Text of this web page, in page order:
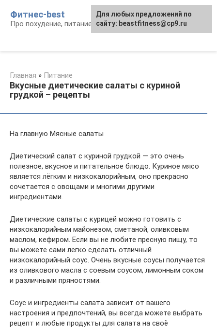
контенту
Фитнес-best
Про похудение, питание и фитнес
Главная » Питание
Вкусные диетические салаты с куриной
грудкой – рецепты
На главную Мясные салаты
Диетический салат с куриной грудкой — это очень
полезное, вкусное и питательное блюдо. Куриное мясо
является лёгким и низкокалорийным, оно прекрасно
сочетается с овощами и многими другими
ингредиентами.
Диетические салаты с курицей можно готовить с
низкокалорийным майонезом, сметаной, оливковым
маслом, кефиром. Если вы не любите пресную пищу, то
вы можете сами легко сделать отличный
низкокалорийный соус. Очень вкусные соусы получается
из оливкового масла с соевым соусом, лимонным соком
и различными пряностями.
Соус и ингредиенты салата зависит от вашего
настроения и предпочтений, вы всегда можете выбрать
рецепт и любые продукты для салата на своё
Для любых предложений по
сайту: beastfitness@cp9.ru